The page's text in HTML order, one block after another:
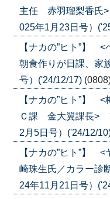
主任 赤羽瑠梨香氏
025年1月23日号）
【ナカの”ヒト”】
朝食作りが日課、家
号）('24/12/17)
【ナカの”ヒト”】
Ｃ課 金大翼課長>
2月5日号）('24/12/
【ナカの”ヒト”】
崎珠生氏／カラー診
24年11月21日号）